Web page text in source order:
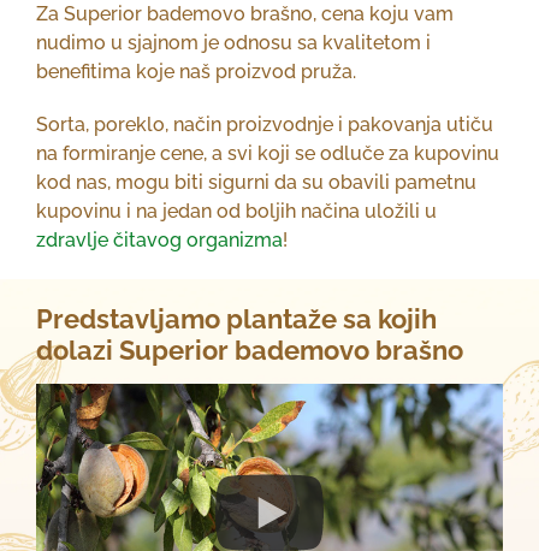
Za Superior bademovo brašno, cena koju vam
nudimo u sjajnom je odnosu sa kvalitetom i
benefitima koje naš proizvod pruža.
Sorta, poreklo, način proizvodnje i pakovanja utiču
na formiranje cene, a svi koji se odluče za kupovinu
kod nas, mogu biti sigurni da su obavili pametnu
kupovinu i na jedan od boljih načina uložili u
zdravlje čitavog organizma!
Predstavljamo plantaže sa kojih
dolazi Superior bademovo brašno